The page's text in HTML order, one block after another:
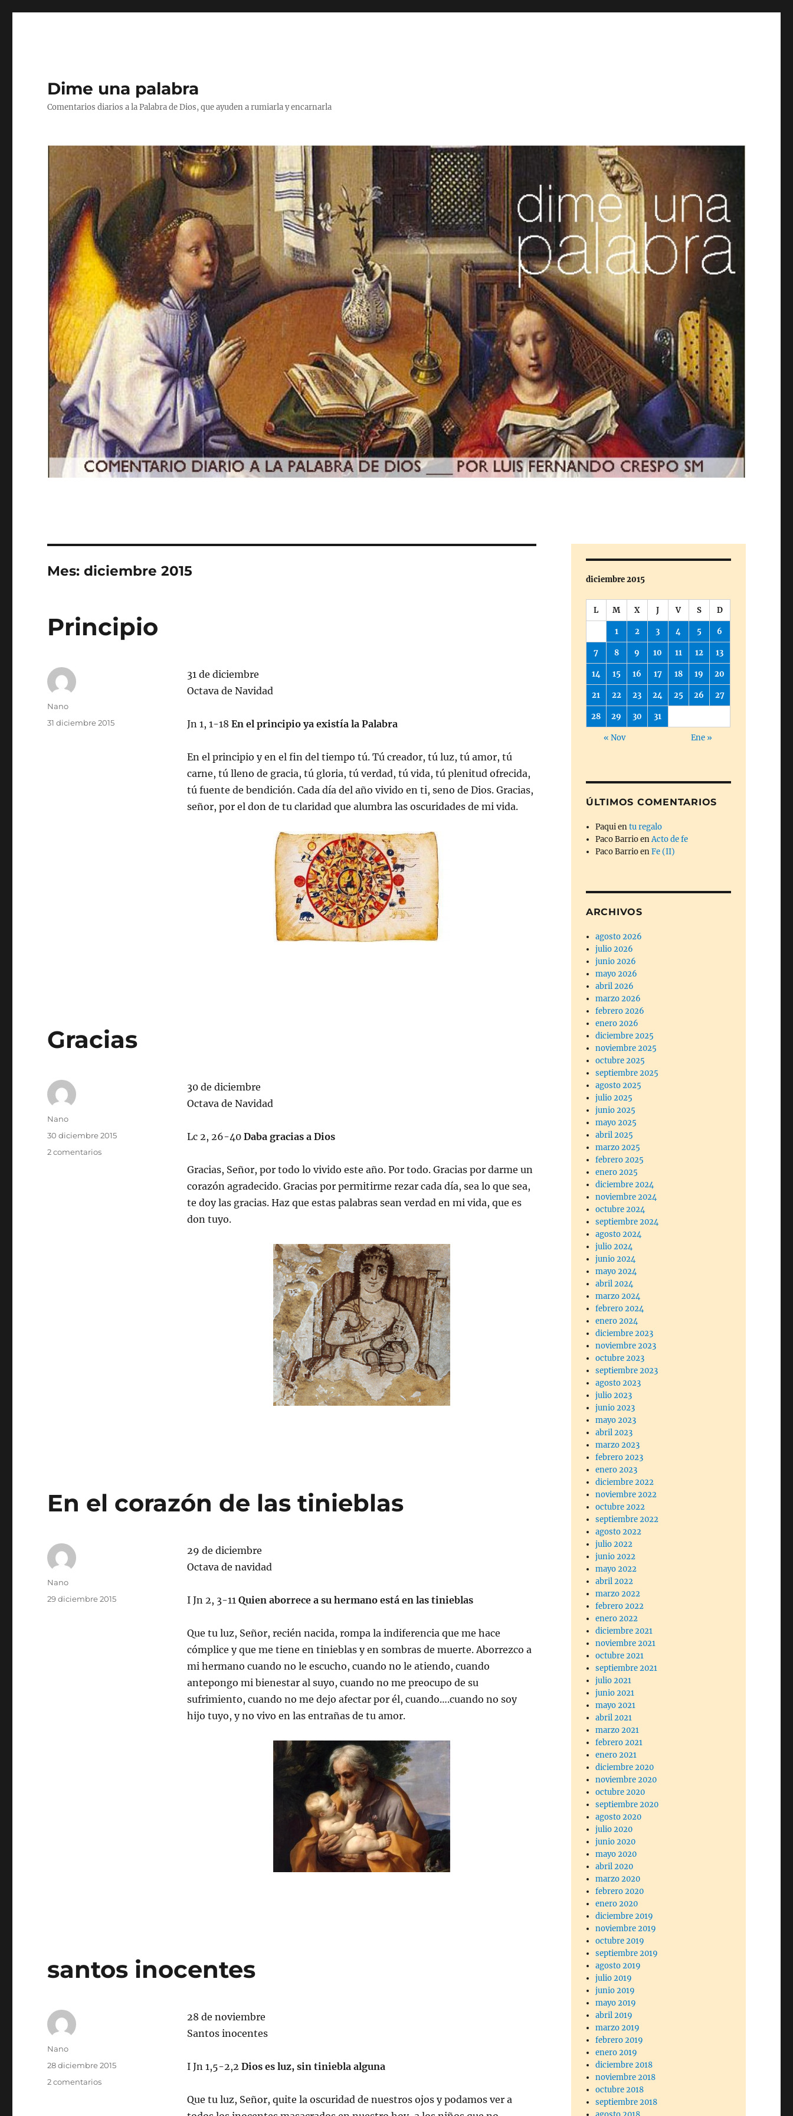
Dime una palabra
Comentarios diarios a la Palabra de Dios, que ayuden a rumiarla y encarnarla
Mes:diciembre 2015
Principio
31 de diciembre
Octava de Navidad
Jn 1, 1-18 En el principio ya existía la Palabra
En el principio y en el fin del tiempo tú. Tú creador, tú luz, tú amor, tú
carne, tú lleno de gracia, tú gloria, tú verdad, tú vida, tú plenitud ofrecida,
tú fuente de bendición. Cada día del año vivido en ti, seno de Dios. Gracias,
señor, por el don de tu claridad que alumbra las oscuridades de mi vida.
Autor
Nano
Publicado
31 diciembre 2015
Gracias
30 de diciembre
Octava de Navidad
Lc 2, 26-40 Daba gracias a Dios
Gracias, Señor, por todo lo vivido este año. Por todo. Gracias por darme un
corazón agradecido. Gracias por permitirme rezar cada día, sea lo que sea,
te doy las gracias. Haz que estas palabras sean verdad en mi vida, que es
don tuyo.
Autor
Nano
Publicado
30 diciembre 2015
2 comentariosen
En el corazón de las tinieblas
29 de diciembre
Octava de navidad
I Jn 2, 3-11 Quien aborrece a su hermano está en las tinieblas
Que tu luz, Señor, recién nacida, rompa la indiferencia que me hace
cómplice y que me tiene en tinieblas y en sombras de muerte. Aborrezco a
mi hermano cuando no le escucho, cuando no le atiendo, cuando
antepongo mi bienestar al suyo, cuando no me preocupo de su
sufrimiento, cuando no me dejo afectar por él, cuando….cuando no soy
hijo tuyo, y no vivo en las entrañas de tu amor.
Autor
Nano
Publicado
29 diciembre 2015
santos inocentes
28 de noviembre
Santos inocentes
I Jn 1,5-2,2 Dios es luz, sin tiniebla alguna
Que tu luz, Señor, quite la oscuridad de nuestros ojos y podamos ver a
Autor
Nano
Publicado
28 diciembre 2015
2 comentariosen
diciembre 2015
L M X J V S D
1 2 3 4 5 6
7 8 9 10 11 12 13
14 15 16 17 18 19 20
21 22 23 24 25 26 27
28 29 30 31
« Nov Ene »
ÚLTIMOS COMENTARIOS
Paquientu regalo
Paco BarrioenActo de fe
Paco BarrioenFe (II)
ARCHIVOS
agosto 2026
julio 2026
junio 2026
mayo 2026
abril 2026
marzo 2026
febrero 2026
enero 2026
diciembre 2025
noviembre 2025
octubre 2025
septiembre 2025
agosto 2025
julio 2025
junio 2025
mayo 2025
abril 2025
marzo 2025
febrero 2025
enero 2025
diciembre 2024
noviembre 2024
octubre 2024
septiembre 2024
agosto 2024
julio 2024
junio 2024
mayo 2024
abril 2024
marzo 2024
febrero 2024
enero 2024
diciembre 2023
noviembre 2023
octubre 2023
septiembre 2023
agosto 2023
julio 2023
junio 2023
mayo 2023
abril 2023
marzo 2023
febrero 2023
enero 2023
diciembre 2022
noviembre 2022
octubre 2022
septiembre 2022
agosto 2022
julio 2022
junio 2022
mayo 2022
abril 2022
marzo 2022
febrero 2022
enero 2022
diciembre 2021
noviembre 2021
octubre 2021
septiembre 2021
julio 2021
junio 2021
mayo 2021
abril 2021
marzo 2021
febrero 2021
enero 2021
diciembre 2020
noviembre 2020
octubre 2020
septiembre 2020
agosto 2020
julio 2020
junio 2020
mayo 2020
abril 2020
marzo 2020
febrero 2020
enero 2020
diciembre 2019
noviembre 2019
octubre 2019
septiembre 2019
agosto 2019
julio 2019
junio 2019
mayo 2019
abril 2019
marzo 2019
febrero 2019
enero 2019
diciembre 2018
noviembre 2018
octubre 2018
septiembre 2018